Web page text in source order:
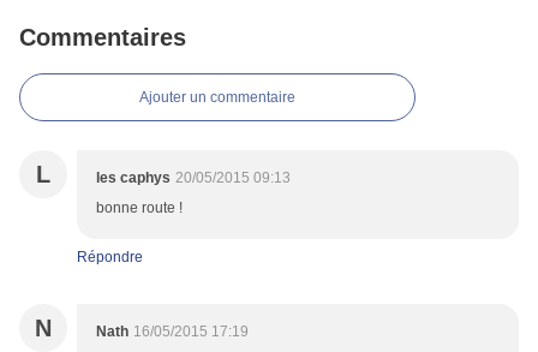
Commentaires
Ajouter un commentaire
L les caphys 20/05/2015 09:13
bonne route !
Répondre
N Nath 16/05/2015 17:19